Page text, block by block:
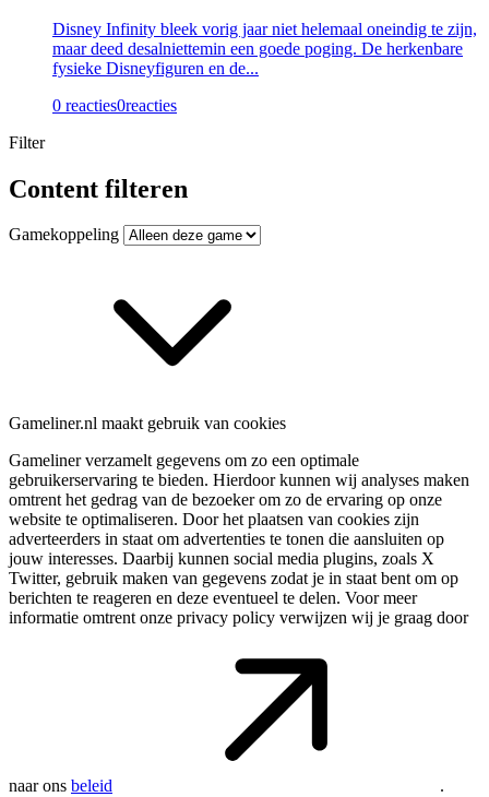
Disney Infinity bleek vorig jaar niet helemaal oneindig te zijn,
maar deed desalniettemin een goede poging. De herkenbare
fysieke Disneyfiguren en de...
0 reacties0reacties
Filter
Content filteren
Gamekoppeling
Gameliner.nl maakt gebruik van cookies
Gameliner verzamelt gegevens om zo een optimale
gebruikerservaring te bieden. Hierdoor kunnen wij analyses maken
omtrent het gedrag van de bezoeker om zo de ervaring op onze
website te optimaliseren. Door het plaatsen van cookies zijn
adverteerders in staat om advertenties te tonen die aansluiten op
jouw interesses. Daarbij kunnen social media plugins, zoals X
Twitter, gebruik maken van gegevens zodat je in staat bent om op
berichten te reageren en deze eventueel te delen. Voor meer
informatie omtrent onze privacy policy verwijzen wij je graag door
naar ons beleid .